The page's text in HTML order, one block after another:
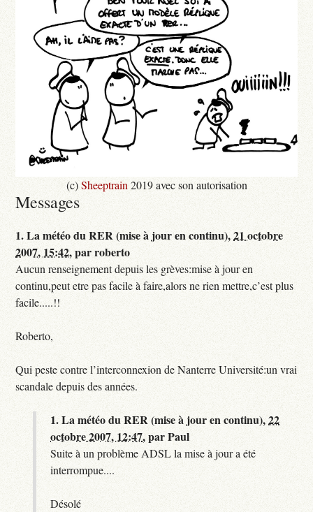
(c)Sheeptrain 2019 avec son autorisation
Messages
1.La météo du RER (mise à jour en continu),21 octobre
2007, 15:42,parroberto
Aucun renseignement depuis les grèves:mise à jour en
continu,peut etre pas facile à faire,alors ne rien mettre,c’est plus
facile.....!!
Roberto,
Qui peste contre l’interconnexion de Nanterre Université:un vrai
scandale depuis des années.
1.La météo du RER (mise à jour en continu),22
octobre 2007, 12:47,parPaul
Suite à un problème ADSL la mise à jour a été
interrompue....
Désolé